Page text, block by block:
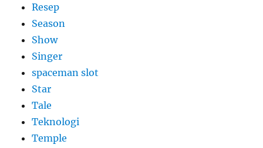
Resep
Season
Show
Singer
spaceman slot
Star
Tale
Teknologi
Temple